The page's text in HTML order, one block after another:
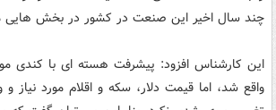
چند سال اخیر این صنعت در کشور در بخش هایی
این کارشناس افزود: پیشرفت هسته ای با کندی
واقع شد، اما قیمت دلار، سکه و اقلام مورد